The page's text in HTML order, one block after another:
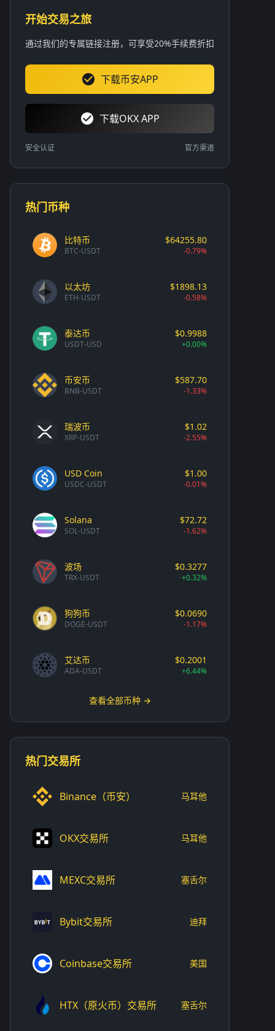
开始交易之旅
通过我们的专属链接注册，可享受20%手续费折扣
下载币安APP
下载OKX APP
安全认证 官方渠道
热门币种
比特币
BTC-USDT
$64255.80
-0.79%
以太坊
ETH-USDT
$1898.13
-0.58%
泰达币
USDT-USD
$0.9988
+0.00%
币安币
BNB-USDT
$587.70
-1.33%
瑞波币
XRP-USDT
$1.02
-2.55%
USD Coin
USDC-USDT
$1.00
-0.01%
Solana
SOL-USDT
$72.72
-1.62%
波场
TRX-USDT
$0.3277
+0.32%
狗狗币
DOGE-USDT
$0.0690
-1.17%
艾达币
ADA-USDT
$0.2001
+6.44%
查看全部币种 →
热门交易所
Binance（币安） 马耳他
OKX交易所 马耳他
MEXC交易所 塞舌尔
Bybit交易所 迪拜
Coinbase交易所 美国
HTX（原火币）交易所 塞舌尔